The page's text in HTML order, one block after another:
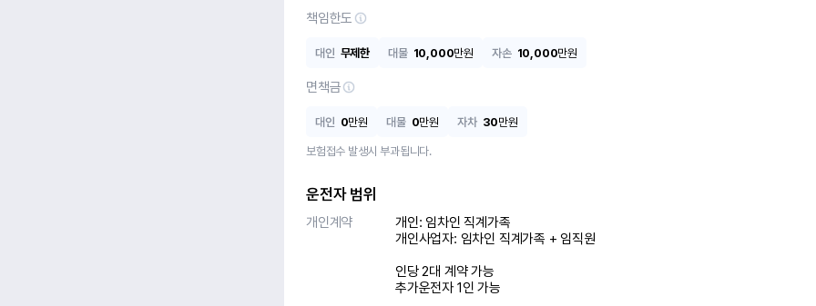
책임한도
대인 무제한 대물 10,000만원 자손 10,000만원
면책금
대인 0만원 대물 0만원 자차 30만원
보험접수 발생시 부과됩니다.
운전자 범위
개인계약
개인: 임차인 직계가족
개인사업자: 임차인 직계가족 + 임직원
인당 2대 계약 가능
추가운전자 1인 가능